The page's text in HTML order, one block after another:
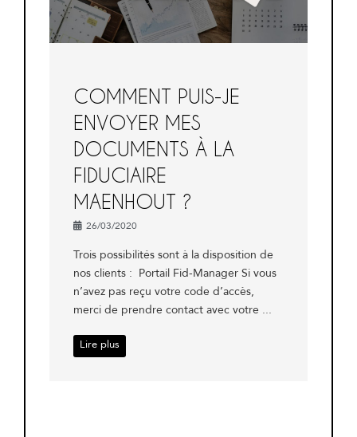
COMMENT PUIS-JE
ENVOYER MES
DOCUMENTS À LA
FIDUCIAIRE
MAENHOUT ?
26/03/2020
Trois possibilités sont à la disposition de
nos clients : Portail Fid-Manager Si vous
n’avez pas reçu votre code d’accès,
merci de prendre contact avec votre ...
Lire plus